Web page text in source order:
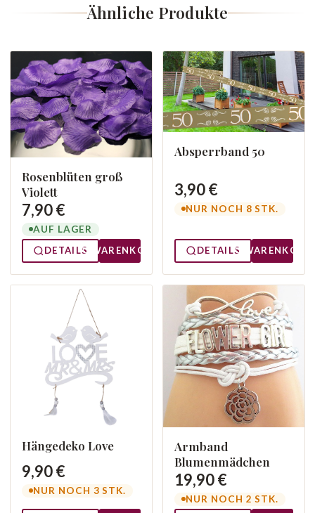
Ähnliche Produkte
Rosenblüten groß
Violett
7,90 €
AUF LAGER
DETAILS
WARENKORB
Absperrband 50
3,90 €
NUR NOCH 8 STK.
DETAILS WARENKORB
Hängedeko Love
9,90 €
NUR NOCH 3 STK.
Armband
Blumenmädchen
19,90 €
NUR NOCH 2 STK.